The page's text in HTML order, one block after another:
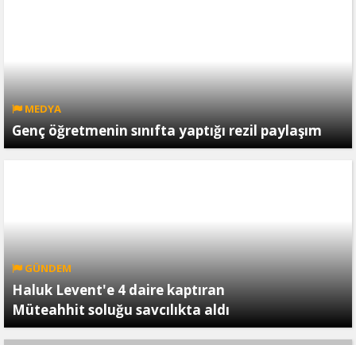
MEDYA
Genç öğretmenin sınıfta yaptığı rezil paylaşım
GÜNDEM
Haluk Levent'e 4 daire kaptıran
Müteahhit soluğu savcılıkta aldı